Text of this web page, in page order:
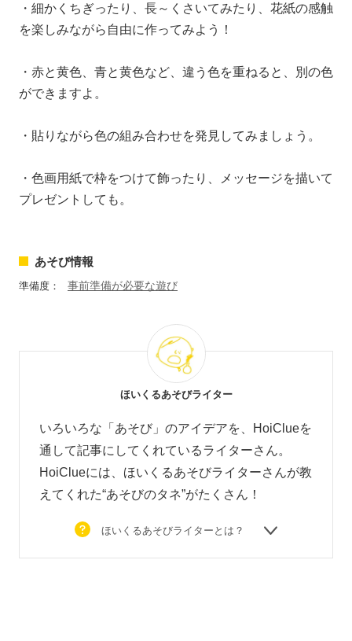
・細かくちぎったり、長～くさいてみたり、花紙の感触
を楽しみながら自由に作ってみよう！
・赤と黄色、青と黄色など、違う色を重ねると、別の色
ができますよ。
・貼りながら色の組み合わせを発見してみましょう。
・色画用紙で枠をつけて飾ったり、メッセージを描いて
プレゼントしても。
あそび情報
準備度： 事前準備が必要な遊び
ほいくるあそびライター
いろいろな「あそび」のアイデアを、HoiClueを
通して記事にしてくれているライターさん。
HoiClueには、ほいくるあそびライターさんが教
えてくれた“あそびのタネ”がたくさん！
ほいくるあそびライターとは？